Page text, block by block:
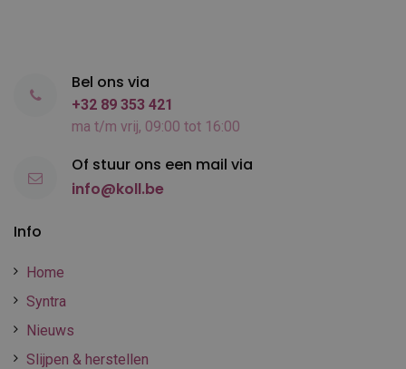
Info
Home
Syntra
Nieuws
Slijpen & herstellen
Bel ons via
+32 89 353 421
ma t/m vrij, 09:00 tot 16:00
Of stuur ons een mail via
info@koll.be